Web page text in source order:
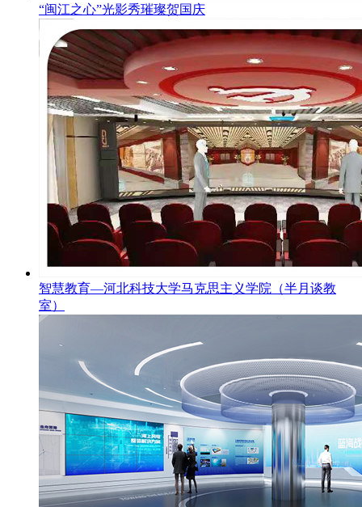
“闽江之心”光影秀璀璨贺国庆
智慧教育—河北科技大学马克思主义学院（半月谈教
室）